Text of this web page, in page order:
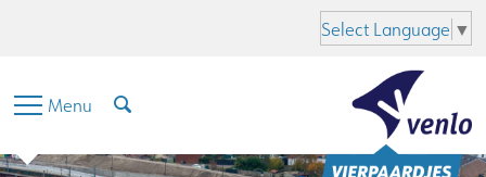
Select Language ▼
Menu